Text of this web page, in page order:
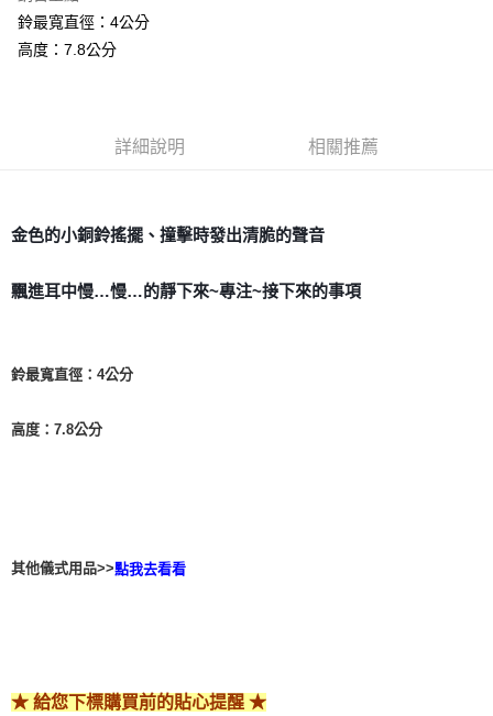
ATM付款
每筆NT$80，滿NT$3,000(含以上)免運費
每筆NT$80，滿NT$3,000(含以上)免運費
每筆NT$80，滿NT$3,000(含以上)免運費
每筆NT$80，滿NT$3,000(含以上)免運費
免運費
鈴最寬直徑：4公分
高度：7.8公分
詳細說明 相關推薦
金色的小銅鈴搖擺、撞擊時發出清脆的聲音
飄進耳中慢…慢…的靜下來~專注~接下來的事項
鈴最寬直徑：4公分
高度：7.8公分
其他儀式用品>>點我去看看
★ 給您下標購買前的貼心提醒 ★